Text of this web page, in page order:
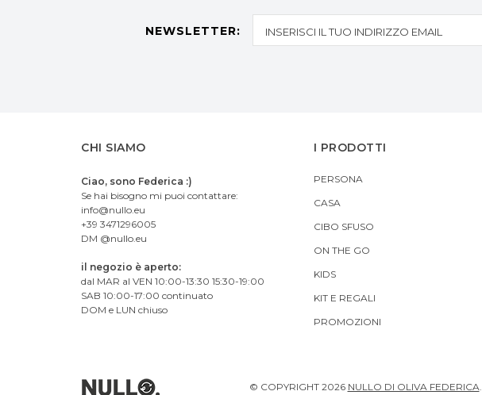
NEWSLETTER:
CHI SIAMO
Ciao, sono Federica :)
Se hai bisogno mi puoi contattare:
info@nullo.eu
+39 3471296005
DM @nullo.eu
il negozio è aperto:
dal MAR al VEN 10:00-13:30 15:30-19:00
SAB 10:00-17:00 continuato
DOM e LUN chiuso
I PRODOTTI
PERSONA
CASA
CIBO SFUSO
ON THE GO
KIDS
KIT E REGALI
PROMOZIONI
© COPYRIGHT2026 NULLO DI OLIVA FEDERICA.